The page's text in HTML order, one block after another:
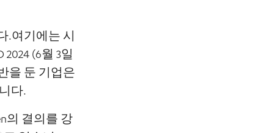
.여기에는 시
(6월 3일
을 둔 기업은
다.
의 결의를 강